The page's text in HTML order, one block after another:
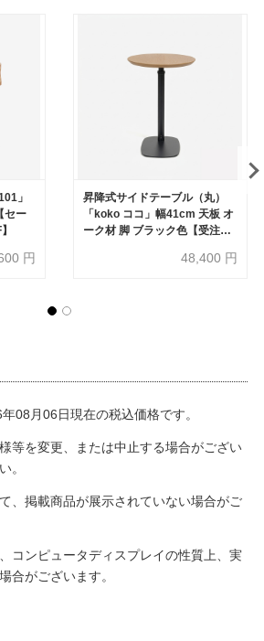
」
セー
円
昇降式サイドテーブル（丸）
「koko ココ」幅41cm 天板 オ
ーク材 脚 ブラック色【受注生
48,400 円
08月06日現在の税込価格です。
等を変更、または中止する場合がござい
。
、掲載商品が展示されていない場合がご
コンピュータディスプレイの性質上、実
合がございます。